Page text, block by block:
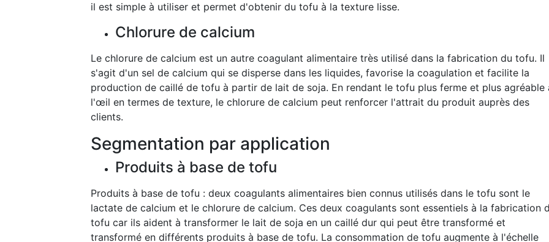
il est simple à utiliser et permet d'obtenir du tofu à la texture lisse.
Chlorure de calcium
Le chlorure de calcium est un autre coagulant alimentaire très utilisé dans la fabrication du tofu. Il
s'agit d'un sel de calcium qui se disperse dans les liquides, favorise la coagulation et facilite la
production de caillé de tofu à partir de lait de soja. En rendant le tofu plus ferme et plus agréable
l'œil en termes de texture, le chlorure de calcium peut renforcer l'attrait du produit auprès des
clients.
Segmentation par application
Produits à base de tofu
Produits à base de tofu : deux coagulants alimentaires bien connus utilisés dans le tofu sont le
lactate de calcium et le chlorure de calcium. Ces deux coagulants sont essentiels à la fabrication
tofu car ils aident à transformer le lait de soja en un caillé dur qui peut être transformé et
transformé en différents produits à base de tofu. La consommation de tofu augmente à l'échelle